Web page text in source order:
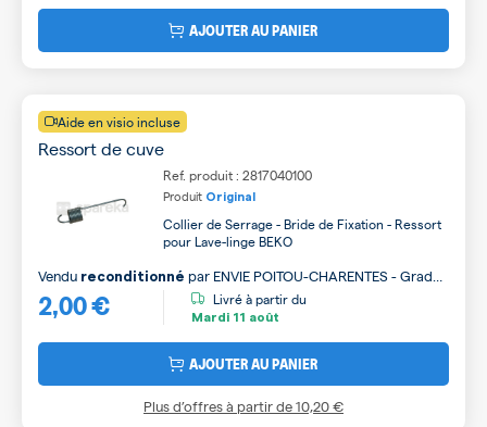
AJOUTER AU PANIER
Aide en visio incluse
Ressort de cuve
Ref. produit : 2817040100
Produit Original
Collier de Serrage - Bride de Fixation - Ressort
pour Lave-linge BEKO
2,00 €
Vendu reconditionné par ENVIE POITOU-CHARENTES - Grade
B
Livré à partir du
Mardi 11 août
AJOUTER AU PANIER
Plus d’offres à partir de10,20 €